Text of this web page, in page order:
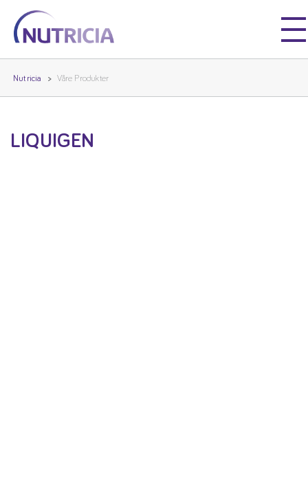
Nutricia
Nutricia
Nutricia Våre Produkter
LIQUIGEN